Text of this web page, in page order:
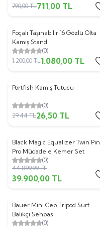
790,00TL711,00 TL
%10
Foçalı Taşınabilir 16 Gözlü Olta
Kamış Standı
(0)
1.200,00TL1.080,00 TL
%10
Portfish Kamış Tutucu
(0)
29,44TL26,50 TL
%11
Black Magic Equalizer Twin Pin
Pro Mücadele Kemer Set
(0)
44.899,99TL
39.900,00 TL
%14
Bauer Mini Cep Tripod Surf
Balıkçı Sehpası
(0)